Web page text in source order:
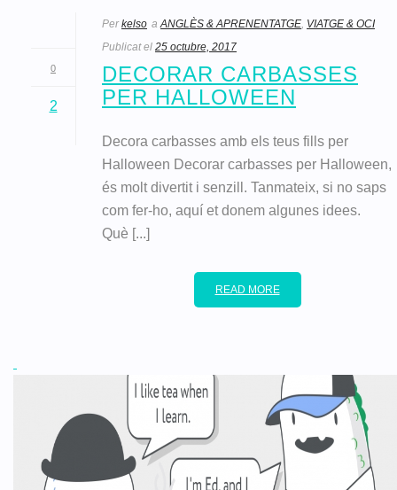
0
2
Per kelso a ANGLÈS & APRENENTATGE, VIATGE & OCI
Publicat el 25 octubre, 2017
DECORAR CARBASSES
PER HALLOWEEN
Decora carbasses amb els teus fills per
Halloween Decorar carbasses per Halloween,
és molt divertit i senzill. Tanmateix, si no saps
com fer-ho, aquí et donem algunes idees.
Què [...]
READ MORE